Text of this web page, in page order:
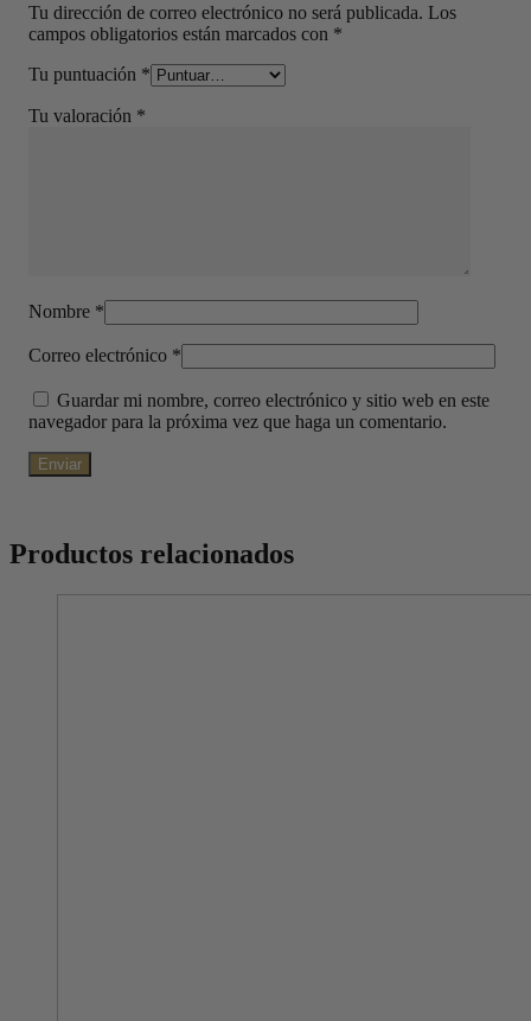
Tu dirección de correo electrónico no será publicada. Los
campos obligatorios están marcados con *
Tu puntuación *
Tu valoración *
Nombre *
Correo electrónico *
Guardar mi nombre, correo electrónico y sitio web en este
navegador para la próxima vez que haga un comentario.
Productos relacionados